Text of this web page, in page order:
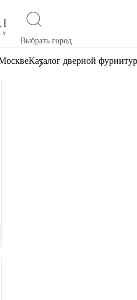
Выбрать город
Каталог дверной
круглой розетке